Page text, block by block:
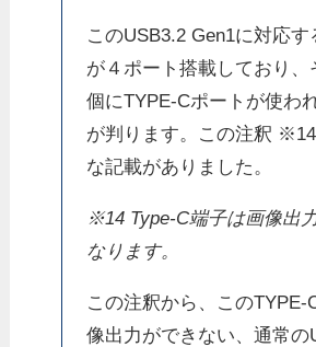
このUSB3.2 Gen1に対応す
が４ポート搭載しており、
個にTYPE-Cポートが使わ
が判ります。この注釈
な記載がありました。
※14 Type-C端子は画像出
なります。
この注釈から、このTYPE-
像出力ができない、通常の